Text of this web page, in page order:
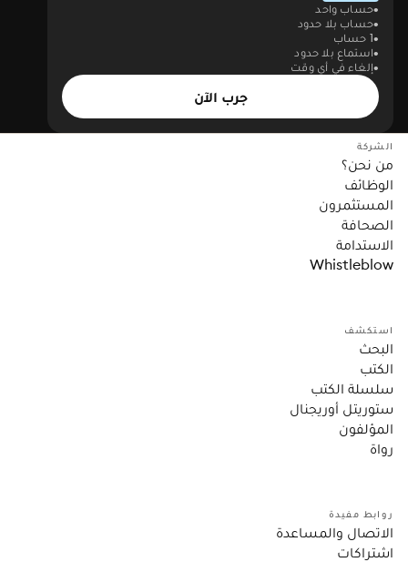
حساب واحد
حساب بلا حدود
1 حساب
استماع بلا حدود
إلغاء في أي وقت
جرب الآن
الشركة
من نحن؟
الوظائف
المستثمرون
الصحافة
الاستدامة
Whistleblow
استكشف
البحث
الكتب
سلسلة الكتب
ستوريتل أوريجنال
المؤلفون
رواة
روابط مفيدة
الاتصال والمساعدة
اشتراكات